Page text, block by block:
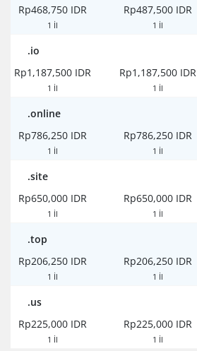
Rp468,750 IDR
1 İl
Rp487,500 IDR
1 İl
.io
Rp1,187,500 IDR
1 İl
Rp1,187,500 IDR
1 İl
.online
Rp786,250 IDR
1 İl
Rp786,250 IDR
1 İl
.site
Rp650,000 IDR
1 İl
Rp650,000 IDR
1 İl
.top
Rp206,250 IDR
1 İl
Rp206,250 IDR
1 İl
.us
Rp225,000 IDR
1 İl
Rp225,000 IDR
1 İl